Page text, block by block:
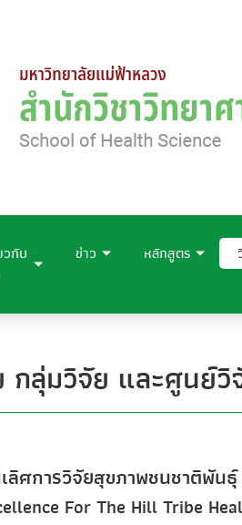
วกับ
ข่าว หลักสูตร
กลุ่มวิจัย และศูนย์วิ
ลิศการวิจัยสุขภาพชนชาติพันธุ์
For The Hill Tribe